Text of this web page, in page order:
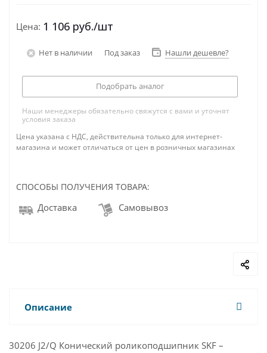
Цена: 1 106 руб./шт
Нет в наличии Под заказ Нашли дешевле?
Подобрать аналог
Наши менеджеры обязательно свяжутся с вами и уточнят
условия заказа
Цена указана с НДС, действительна только для интернет-
магазина и может отличаться от цен в розничных магазинах
СПОСОБЫ ПОЛУЧЕНИЯ ТОВАРА:
Доставка Самовывоз
Описание
30206 J2/Q Конический роликоподшипник SKF –